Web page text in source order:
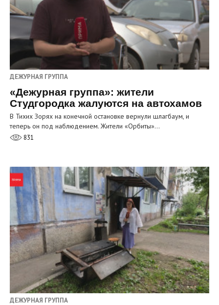
ДЕЖУРНАЯ ГРУППА
«Дежурная группа»: жители
Студгородка жалуются на автохамов
В Тихих Зорях на конечной остановке вернули шлагбаум, и
теперь он под наблюдением. Жители «Орбиты»…
831
ДЕЖУРНАЯ ГРУППА